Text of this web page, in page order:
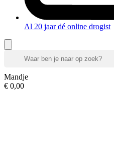
Al 20 jaar dé online drogist
Mandje
€ 0,00